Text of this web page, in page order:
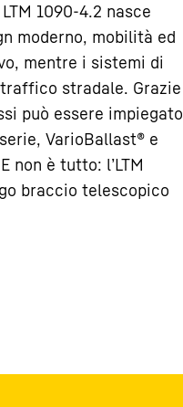
1090-4.2 nasce
moderno, mobilità ed
mentre i sistemi di
stradale. Grazie
può essere impiegato
VarioBallast® e
non è tutto: l’LTM
braccio telescopico